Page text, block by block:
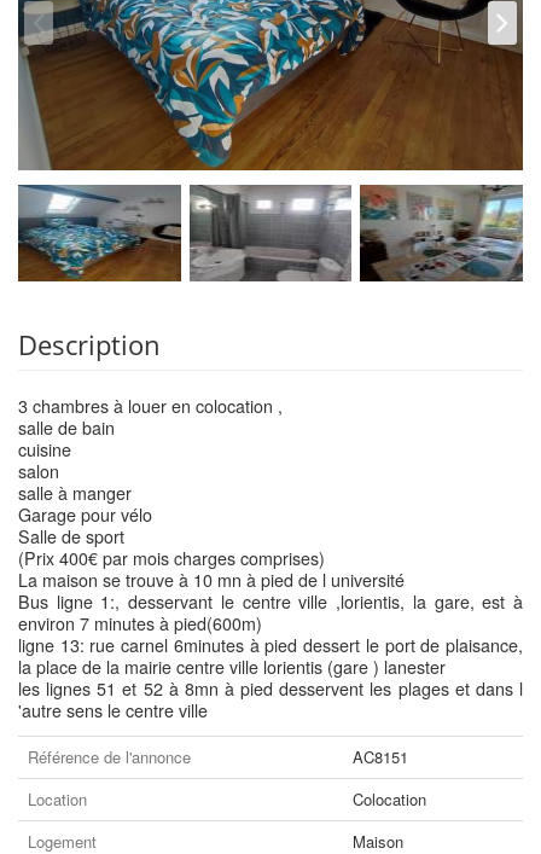
Description
3 chambres à louer en colocation ,
salle de bain
cuisine
salon
salle à manger
Garage pour vélo
Salle de sport
(Prix 400€ par mois charges comprises)
La maison se trouve à 10 mn à pied de l université
Bus ligne 1:, desservant le centre ville ,lorientis, la gare, est à
environ 7 minutes à pied(600m)
ligne 13: rue carnel 6minutes à pied dessert le port de plaisance,
la place de la mairie centre ville lorientis (gare ) lanester
les lignes 51 et 52 à 8mn à pied desservent les plages et dans l
'autre sens le centre ville
Référence de l'annonce
AC8151
Location
Colocation
Logement
Maison